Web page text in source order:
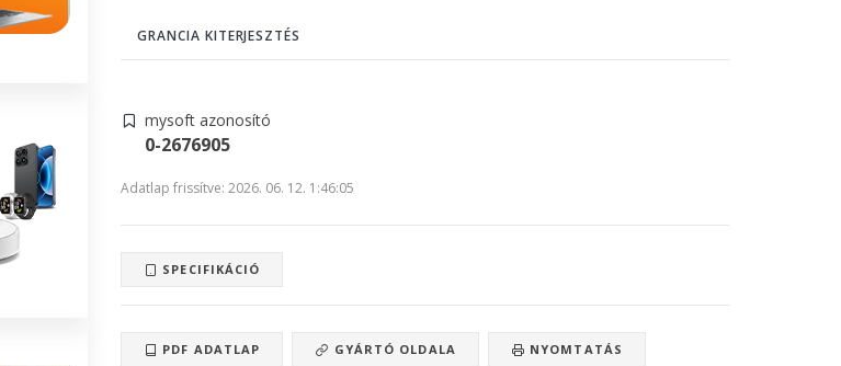
GRANCIA KITERJESZTÉS
mysoft azonosító
0-2676905
Adatlap frissítve: 2026. 06. 12. 1:46:05
SPECIFIKÁCIÓ
PDF ADATLAP GYÁRTÓ OLDALA NYOMTATÁS